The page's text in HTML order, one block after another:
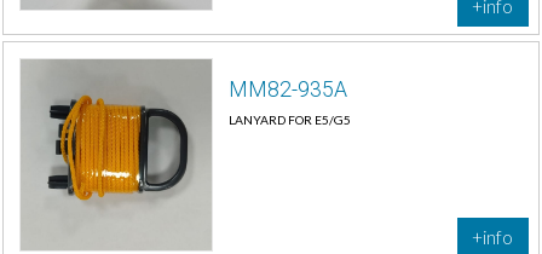
+info
MM82-935A
LANYARD FOR E5/G5
+info